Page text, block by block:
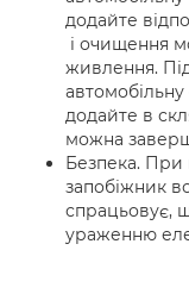
додайте
і очищення
живлення. Під
додайте в
можна
Безпека. При
запобіжник
спрацьовує,
ураженню